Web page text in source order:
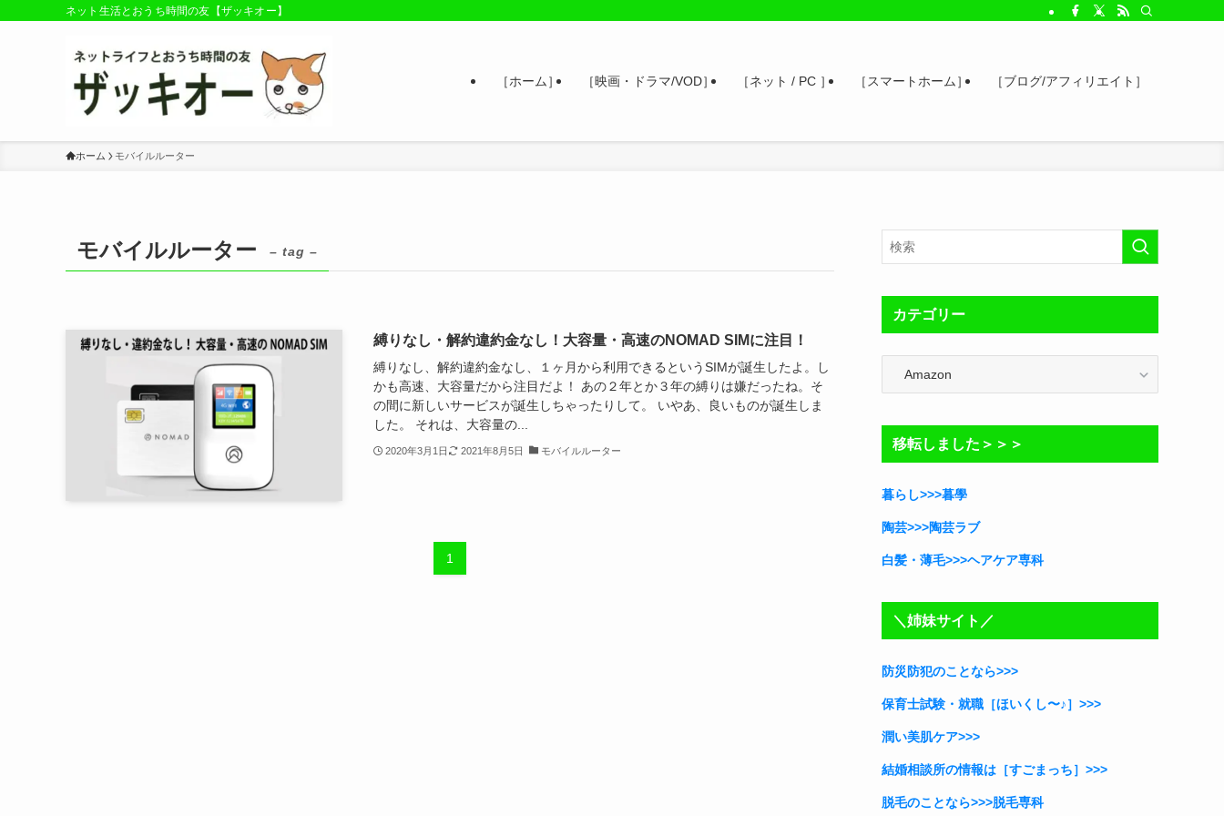
ネット生活とおうち時間の友【ザッキオー】
［ホーム］ ［映画・ドラマ/VOD］ ［ネット / PC ］ ［スマートホーム］ ［ブログ/アフィリエイト］
ホーム モバイルルーター
モバイルルーター – tag –
縛りなし・解約違約金なし！大容量・高速のNOMAD SIMに注目！
縛りなし、解約違約金なし、１ヶ月から利用できるというSIMが誕生したよ。し
かも高速、大容量だから注目だよ！ あの２年とか３年の縛りは嫌だったね。そ
の間に新しいサービスが誕生しちゃったりして。 いやあ、良いものが誕生しま
した。 それは、大容量の...
2020年3月1日 2021年8月5日 モバイルルーター
1
カテゴリー
リ
ー移転しました＞＞＞
暮らし>>>暮學
陶芸>>>陶芸ラブ
白髪・薄毛>>>ヘアケア専科
＼姉妹サイト／
防災防犯のことなら>>>
保育士試験・就職［ほいくし〜♪］ >>>
潤い美肌ケア>>>
結婚相談所の情報は［すごまっち］>>>
脱毛のことなら>>>脱毛専科